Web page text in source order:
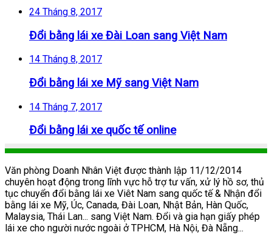
24 Tháng 8, 2017
Đổi bằng lái xe Đài Loan sang Việt Nam
14 Tháng 8, 2017
Đổi bằng lái xe Mỹ sang Việt Nam
14 Tháng 7, 2017
Đổi bằng lái xe quốc tế online
Văn phòng Doanh Nhân Việt được thành lập 11/12/2014
chuyên hoạt động trong lĩnh vực hỗ trợ tư vấn, xử lý hồ sơ, thủ
tục chuyển đổi bằng lái xe Viêt Nam sang quốc tế & Nhận đổi
bằng lái xe Mỹ, Úc, Canada, Đài Loan, Nhật Bản, Hàn Quốc,
Malaysia, Thái Lan... sang Việt Nam. Đổi và gia hạn giấy phép
lái xe cho người nước ngoài ở TPHCM, Hà Nội, Đà Nẵng...